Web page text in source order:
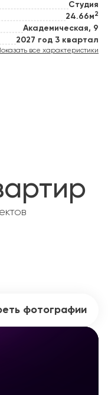
Студия
24.66м 2
Академическая, 9
2027 год 3 квартал
все характеристики
фотографии